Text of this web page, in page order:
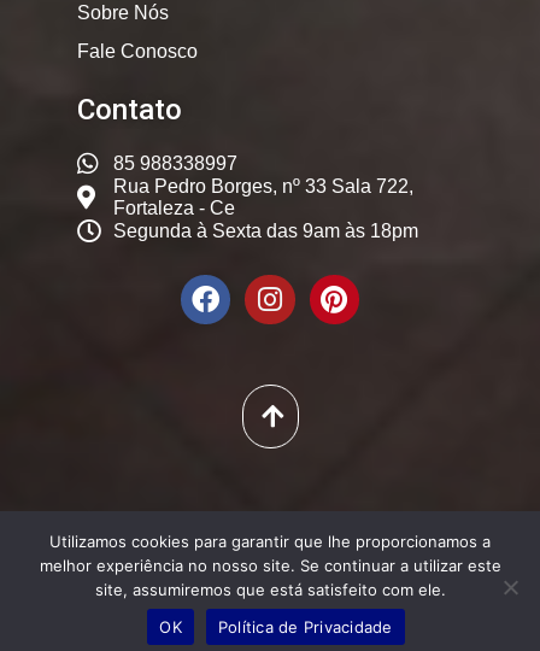
Sobre Nós
Fale Conosco
Contato
85 988338997
Rua Pedro Borges, nº 33 Sala 722,
Fortaleza - Ce
Segunda à Sexta das 9am às 18pm
© 2025. Dicas Constantes,
Todos os Direitos Reservados
Utilizamos cookies para garantir que lhe proporcionamos a
melhor experiência no nosso site. Se continuar a utilizar este
site, assumiremos que está satisfeito com ele.
OK
Política de Privacidade